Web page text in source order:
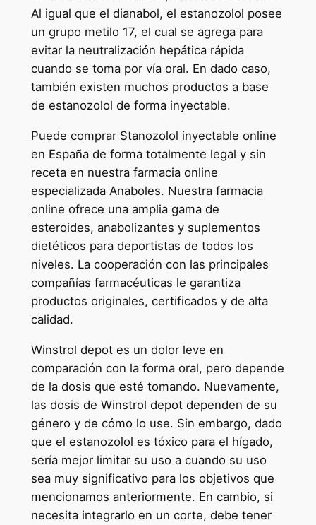
Al igual que el dianabol, el estanozolol posee
un grupo metilo 17, el cual se agrega para
evitar la neutralización hepática rápida
cuando se toma por vía oral. En dado caso,
también existen muchos productos a base
de estanozolol de forma inyectable.
Puede comprar Stanozolol inyectable online
en España de forma totalmente legal y sin
receta en nuestra farmacia online
especializada Anaboles. Nuestra farmacia
online ofrece una amplia gama de
esteroides, anabolizantes y suplementos
dietéticos para deportistas de todos los
niveles. La cooperación con las principales
compañías farmacéuticas le garantiza
productos originales, certificados y de alta
calidad.
Winstrol depot es un dolor leve en
comparación con la forma oral, pero depende
de la dosis que esté tomando. Nuevamente,
las dosis de Winstrol depot dependen de su
género y de cómo lo use. Sin embargo, dado
que el estanozolol es tóxico para el hígado,
sería mejor limitar su uso a cuando su uso
sea muy significativo para los objetivos que
mencionamos anteriormente. En cambio, si
necesita integrarlo en un corte, debe tener